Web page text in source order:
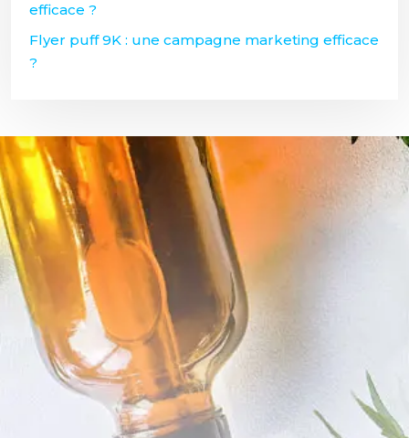
efficace ?
Flyer puff 9K : une campagne marketing efficace
?